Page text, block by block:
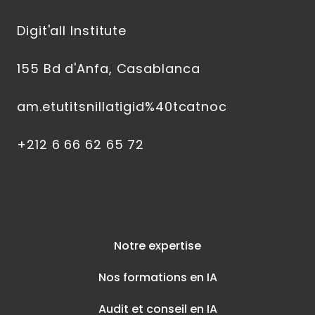
Digit'all Institute
155 Bd d'Anfa, Casablanca
am.etutitsnillatigid%40tcatnoc
+212 6 66 62 65 72
Notre expertise
Nos formations en IA
Audit et conseil en IA